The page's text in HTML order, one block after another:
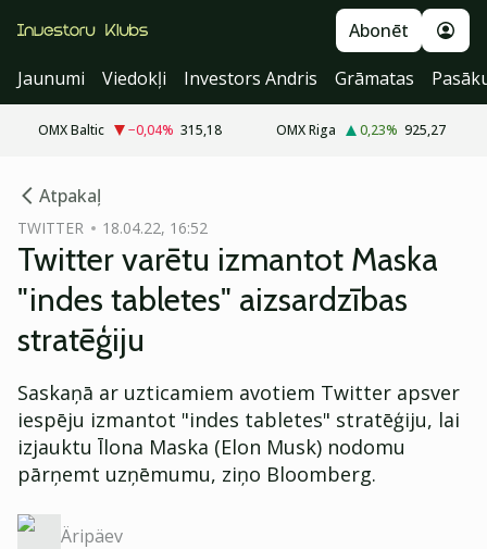
Abonēt
Jaunumi
Viedokļi Investors Andris Grāmatas
OMX Baltic −0,04% 315,18 OMX Riga 0,23% 925,27
Atpakaļ
TWITTER 18.04.22, 16:52
Twitter varētu izmantot Maska
"indes tabletes" aizsardzības
stratēģiju
Saskaņā ar uzticamiem avotiem Twitter apsver
iespēju izmantot "indes tabletes" stratēģiju, lai
izjauktu Īlona Maska (Elon Musk) nodomu
pārņemt uzņēmumu, ziņo Bloomberg.
Äripäev